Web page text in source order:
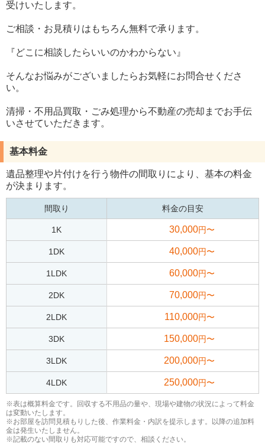
受けいたします。
ご相談・お見積りはもちろん無料で承ります。
『どこに相談したらいいのかわからない』
そんなお悩みがございましたらお気軽にお問合せくださ
い。
清掃・不用品買取・ごみ処理から不動産の売却までお手伝
いさせていただきます。
基本料金
遺品整理や片付けを行う物件の間取りにより、基本の料金
が決まります。
間取り 料金の目安
1K 30,000円〜
1DK 40,000円〜
1LDK 60,000円〜
2DK 70,000円〜
2LDK 110,000円〜
3DK 150,000円〜
3LDK 200,000円〜
4LDK 250,000円〜
※表は概算料金です。回収する不用品の量や、現場や建物の状況によって料金
は変動いたします。
※お部屋を訪問見積もりした後、作業料金・内訳を提示します。以降の追加料
金は発生いたしません。
※記載のない間取りも対応可能ですので、相談ください。